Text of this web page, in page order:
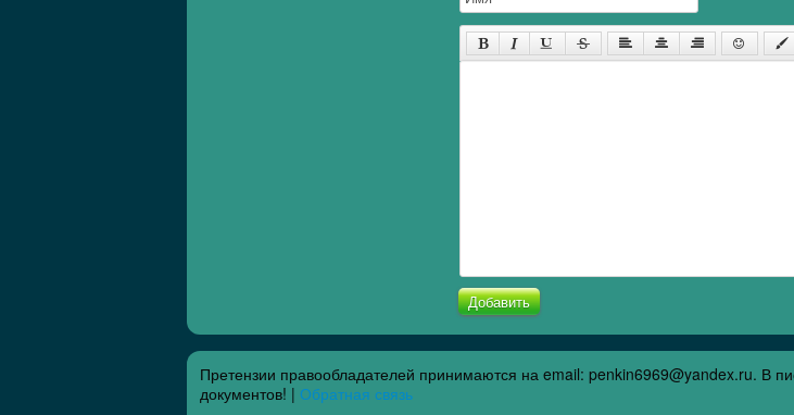
Добавить
Претензии правообладателей принимаются на email: penkin6969@yandex.ru. В
документов! | Обратная связь